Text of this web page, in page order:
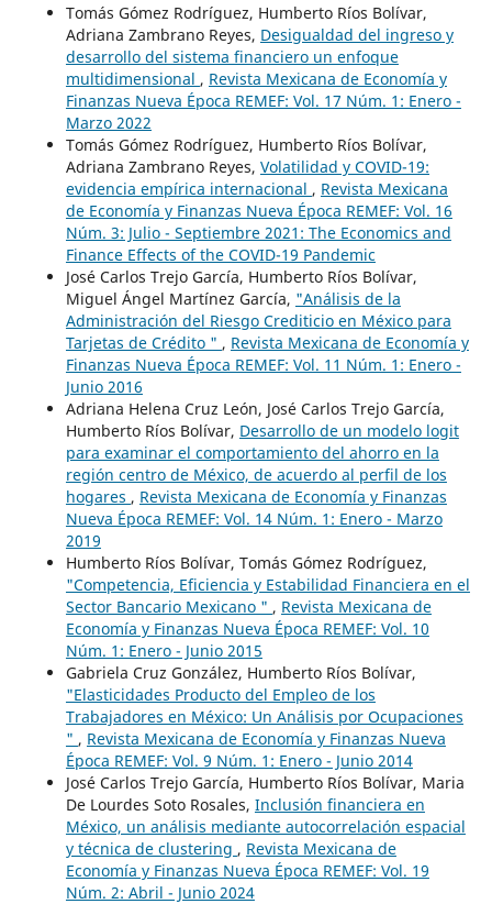
Tomás Gómez Rodríguez, Humberto Ríos Bolívar,
Adriana Zambrano Reyes, Desigualdad del ingreso y
desarrollo del sistema financiero un enfoque
multidimensional , Revista Mexicana de Economía y
Finanzas Nueva Época REMEF: Vol. 17 Núm. 1: Enero -
Marzo 2022
Tomás Gómez Rodríguez, Humberto Ríos Bolívar,
Adriana Zambrano Reyes, Volatilidad y COVID-19:
evidencia empírica internacional , Revista Mexicana
de Economía y Finanzas Nueva Época REMEF: Vol. 16
Núm. 3: Julio - Septiembre 2021: The Economics and
Finance Effects of the COVID-19 Pandemic
José Carlos Trejo García, Humberto Ríos Bolívar,
Miguel Ángel Martínez García, "Análisis de la
Administración del Riesgo Crediticio en México para
Tarjetas de Crédito " , Revista Mexicana de Economía y
Finanzas Nueva Época REMEF: Vol. 11 Núm. 1: Enero -
Junio 2016
Adriana Helena Cruz León, José Carlos Trejo García,
Humberto Ríos Bolívar, Desarrollo de un modelo logit
para examinar el comportamiento del ahorro en la
región centro de México, de acuerdo al perfil de los
hogares , Revista Mexicana de Economía y Finanzas
Nueva Época REMEF: Vol. 14 Núm. 1: Enero - Marzo
2019
Humberto Ríos Bolívar, Tomás Gómez Rodríguez,
"Competencia, Eficiencia y Estabilidad Financiera en el
Sector Bancario Mexicano " , Revista Mexicana de
Economía y Finanzas Nueva Época REMEF: Vol. 10
Núm. 1: Enero - Junio 2015
Gabriela Cruz González, Humberto Ríos Bolívar,
"Elasticidades Producto del Empleo de los
Trabajadores en México: Un Análisis por Ocupaciones
" , Revista Mexicana de Economía y Finanzas Nueva
Época REMEF: Vol. 9 Núm. 1: Enero - Junio 2014
José Carlos Trejo García, Humberto Ríos Bolívar, Maria
De Lourdes Soto Rosales, Inclusión financiera en
México, un análisis mediante autocorrelación espacial
y técnica de clustering , Revista Mexicana de
Economía y Finanzas Nueva Época REMEF: Vol. 19
Núm. 2: Abril - Junio 2024